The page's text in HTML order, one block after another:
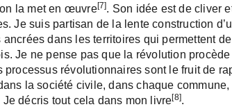
la met en œuvre[7]. Son idée est de cliver
Je suis partisan de la lente construction
ancrées dans les territoires qui permettent
Je ne pense pas que la révolution
processus révolutionnaires sont le fruit de
la société civile, dans chaque
Je décris tout cela dans mon livre[8].